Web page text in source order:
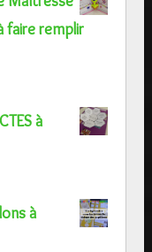
faire remplir
à
à